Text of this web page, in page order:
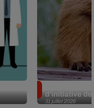
31 juillet 2026
d’initiative